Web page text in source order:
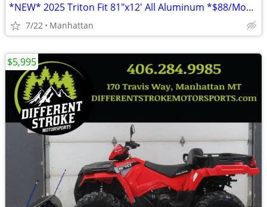
*NEW* 2025 Triton Fit 81"x12' All Aluminum *$88/Month OAC $0 Down*
7/22 Manhattan
$5,995